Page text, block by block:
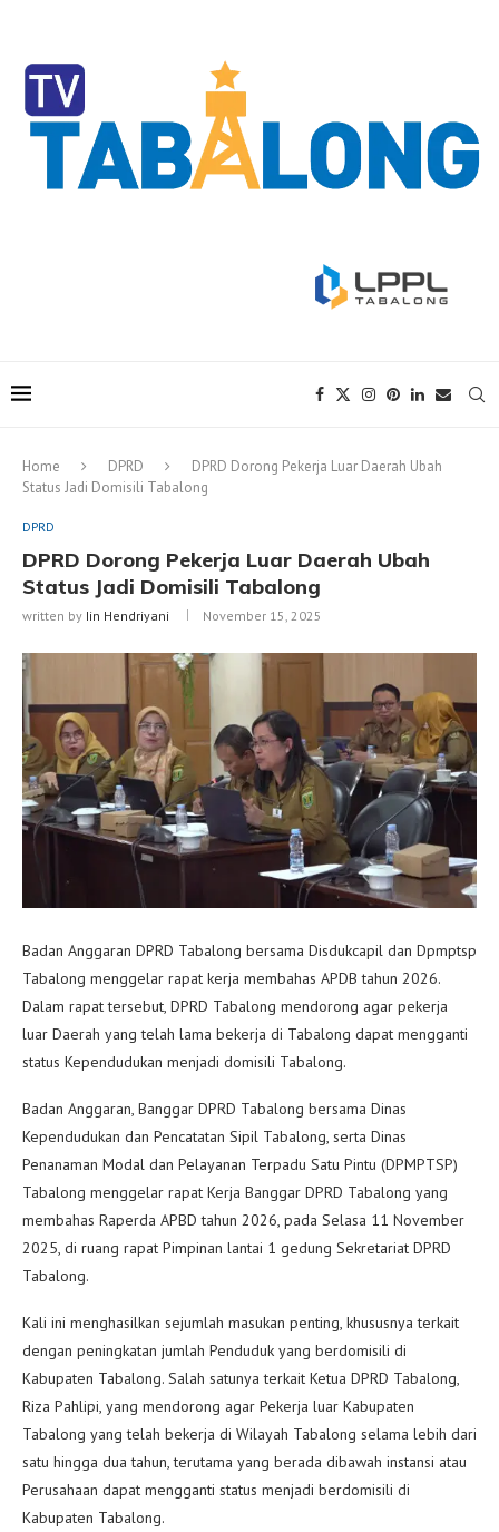
Home DPRD
DPRD Dorong Pekerja Luar Daerah Ubah
Status Jadi Domisili Tabalong
DPRD
DPRD Dorong Pekerja Luar Daerah Ubah
Status Jadi Domisili Tabalong
written by Iin Hendriyani November 15, 2025
Badan Anggaran DPRD Tabalong bersama Disdukcapil dan Dpmptsp
Tabalong menggelar rapat kerja membahas APDB tahun 2026.
Dalam rapat tersebut, DPRD Tabalong mendorong agar pekerja
luar Daerah yang telah lama bekerja di Tabalong dapat mengganti
status Kependudukan menjadi domisili Tabalong.
Badan Anggaran, Banggar DPRD Tabalong bersama Dinas
Kependudukan dan Pencatatan Sipil Tabalong, serta Dinas
Penanaman Modal dan Pelayanan Terpadu Satu Pintu (DPMPTSP)
Tabalong menggelar rapat Kerja Banggar DPRD Tabalong yang
membahas Raperda APBD tahun 2026, pada Selasa 11 November
2025, di ruang rapat Pimpinan lantai 1 gedung Sekretariat DPRD
Tabalong.
Kali ini menghasilkan sejumlah masukan penting, khususnya terkait
dengan peningkatan jumlah Penduduk yang berdomisili di
Kabupaten Tabalong. Salah satunya terkait Ketua DPRD Tabalong,
Riza Pahlipi, yang mendorong agar Pekerja luar Kabupaten
Tabalong yang telah bekerja di Wilayah Tabalong selama lebih dari
satu hingga dua tahun, terutama yang berada dibawah instansi atau
Perusahaan dapat mengganti status menjadi berdomisili di
Kabupaten Tabalong.